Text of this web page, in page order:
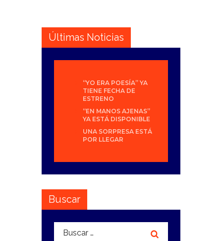
Últimas Noticias
“YO ERA POESÍA” YA
TIENE FECHA DE
ESTRENO
“EN MANOS AJENAS”
YA ESTÁ DISPONIBLE
UNA SORPRESA ESTÁ
POR LLEGAR
Buscar
Buscar: